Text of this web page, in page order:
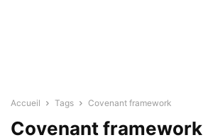
Accueil Tags Covenant framework
Covenant framework